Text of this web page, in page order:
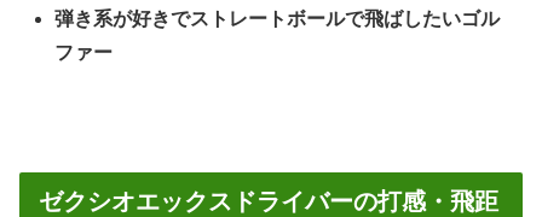
弾き系が好きでストレートボールで飛ばしたいゴル
ファー
ゼクシオエックスドライバーの打感・飛距